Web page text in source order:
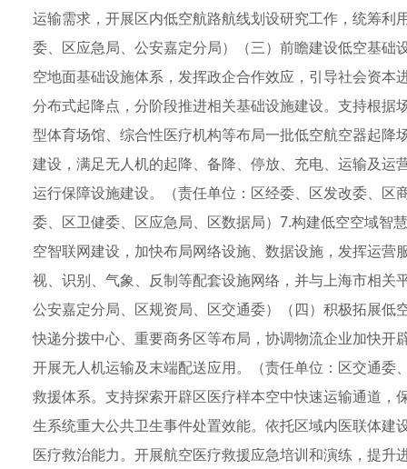
运输需求，开展区内低空航路航线划设研究工作，统筹
委、区应急局、公安嘉定分局）（三）前瞻建设低空基
空地面基础设施体系，发挥政企合作效应，引导社会资
分布式起降点，分阶段推进相关基础设施建设。支持根
型体育场馆、综合性医疗机构等布局一批低空航空器起
建设，满足无人机的起降、备降、停放、充电、运输及
运行保障设施建设。（责任单位：区经委、区发改委、
委、区卫健委、区应急局、区数据局）7.构建低空空域智
空智联网建设，加快布局网络设施、数据设施，发挥运
视、识别、气象、反制等配套设施网络，并与上海市相
公安嘉定分局、区规资局、区交通委）（四）积极拓展
快递分拨中心、重要商务区等布局，协调物流企业加快
开展无人机运输及末端配送应用。（责任单位：区交通
救援体系。支持探索开辟区医疗样本空中快速运输通道
生系统重大公共卫生事件处置效能。依托区域内医联体
医疗救治能力。开展航空医疗救援应急培训和演练，提